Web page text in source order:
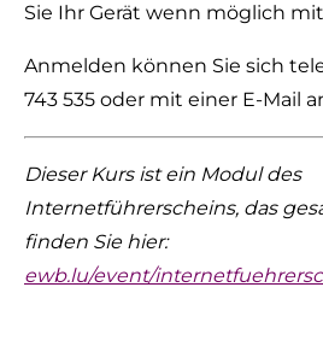
Sie Ihr Gerät wenn möglich
Anmelden können Sie sich
743 535 oder mit einer E-Mail
Dieser Kurs ist ein Modul des
Internetführerscheins, das
finden Sie hier:
ewb.lu/event/